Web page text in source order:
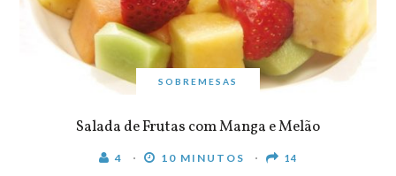
SOBREMESAS
Salada de Frutas com Manga e Melão
4 10 MINUTOS 14